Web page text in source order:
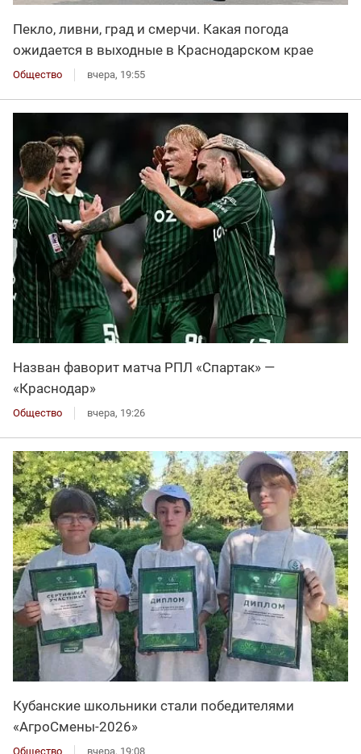
Пекло, ливни, град и смерчи. Какая погода
ожидается в выходные в Краснодарском крае
Общество вчера, 19:55
Назван фаворит матча РПЛ «Спартак» —
«Краснодар»
Общество вчера, 19:26
Кубанские школьники стали победителями
«АгроСмены-2026»
Общество вчера, 19:08